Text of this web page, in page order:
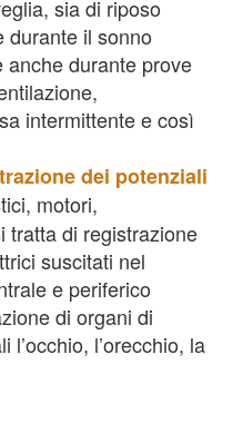
sia di riposo
durante il sonno
durante prove
intermittente e così
dei potenziali
motori,
tratta di registrazione
suscitati nel
e periferico
di organi di
l’occhio, l’orecchio, la